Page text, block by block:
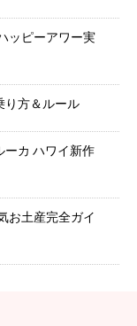
ッピーアワー実
り方＆ルール
ーカ ハワイ新作
お土産完全ガイ